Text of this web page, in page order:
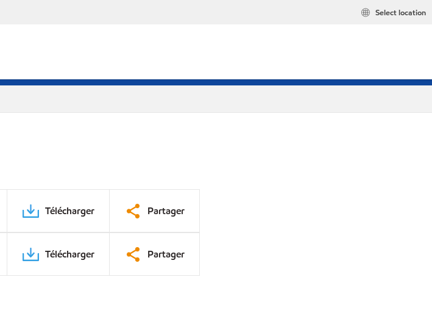
Select location
Télécharger Partager
Télécharger Partager